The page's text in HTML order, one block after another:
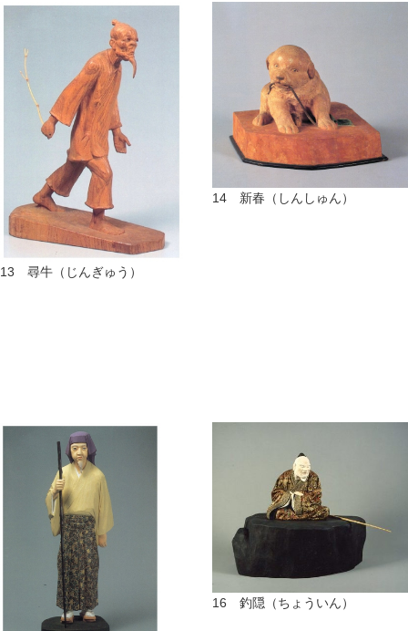
13 尋牛（じんぎゅう）
14 新春（しんしゅん）
16 釣隠（ちょういん）